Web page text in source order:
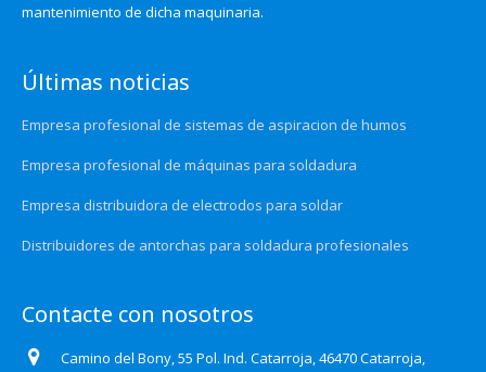
mantenimiento de dicha maquinaria.
Últimas noticias
Empresa profesional de sistemas de aspiracion de humos
Empresa profesional de máquinas para soldadura
Empresa distribuidora de electrodos para soldar
Distribuidores de antorchas para soldadura profesionales
Contacte con nosotros
Camino del Bony, 55 Pol. Ind. Catarroja, 46470 Catarroja,